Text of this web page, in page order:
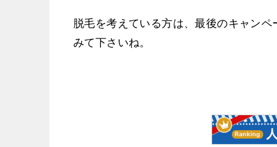
脱毛を考えている方は、最後のキャン
みて下さいね。